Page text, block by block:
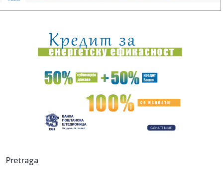
13:53:Novi studentski dom u Nišu povećava kapacitete za više od
400 ...
13:52:Rasulo u opoziciji: Janko Baljak napao dojučerašnje
saborce, ...
Požar u Deliblatskoj peščari ponovo se razbuktao prema
13:50:Nizak vodostaj otkrio jezive tajne Dunava: Prvo su ugledali
Pretraga